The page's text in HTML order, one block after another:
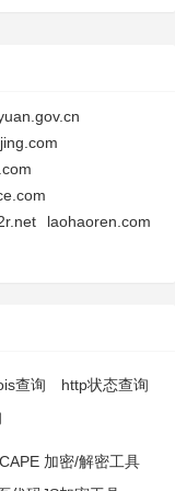
laohaoren.com
查询
http状态查询
加密/解密工具